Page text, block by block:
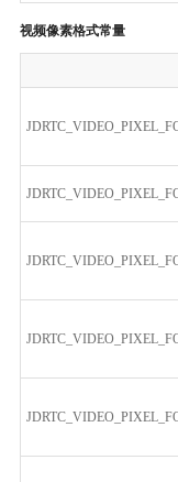
视频像素格式常量